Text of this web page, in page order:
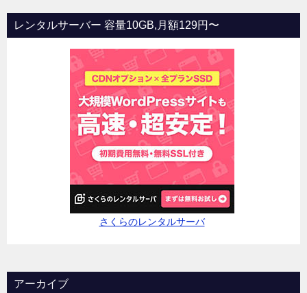
レンタルサーバー 容量10GB,月額129円〜
さくらのレンタルサーバ
アーカイブ